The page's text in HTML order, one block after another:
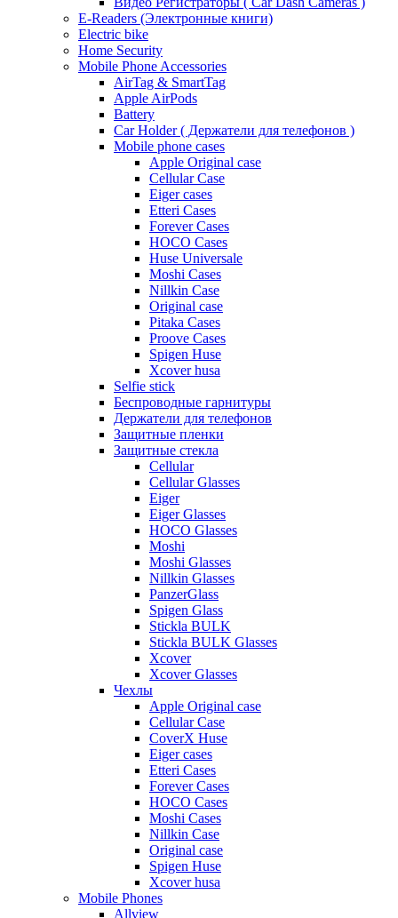
E-Readers (Электронные книги)
Electric bike
Home Security
Mobile Phone Accessories
AirTag & SmartTag
Apple AirPods
Battery
Car Holder ( Держатели для телефонов )
Mobile phone cases
Apple Original case
Cellular Case
Eiger cases
Etteri Cases
Forever Cases
HOCO Cases
Huse Universale
Moshi Cases
Nillkin Case
Original case
Pitaka Cases
Proove Cases
Spigen Huse
Xcover husa
Selfie stick
Беспроводные гарнитуры
Держатели для телефонов
Защитные пленки
Защитные стекла
Cellular
Cellular Glasses
Eiger
Eiger Glasses
HOCO Glasses
Moshi
Moshi Glasses
Nillkin Glasses
PanzerGlass
Spigen Glass
Stickla BULK
Stickla BULK Glasses
Xcover
Xcover Glasses
Чехлы
Apple Original case
Cellular Case
CoverX Huse
Eiger cases
Etteri Cases
Forever Cases
HOCO Cases
Moshi Cases
Nillkin Case
Original case
Spigen Huse
Xcover husa
Mobile Phones
Allview